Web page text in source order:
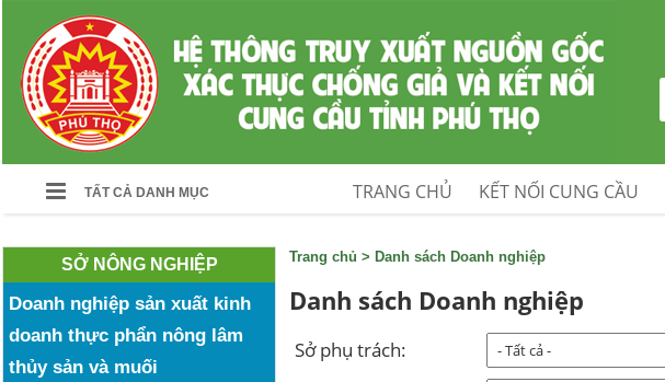
TẤT CẢ DANH MỤC TRANG CHỦ KẾT NỐI CUNG CẦU
SỞ NÔNG NGHIỆP
Doanh nghiệp sản xuất kinh
doanh thực phẩn nông lâm
thủy sản và muối
Trang chủ > Danh sách Doanh nghiệp
Danh sách Doanh nghiệp
Sở phụ trách: